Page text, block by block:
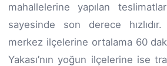
mahallelerine yapılan
sayesinde son derece hızlıdır.
merkez ilçelerine ortalama 60
Yakası’nın yoğun ilçelerine ise